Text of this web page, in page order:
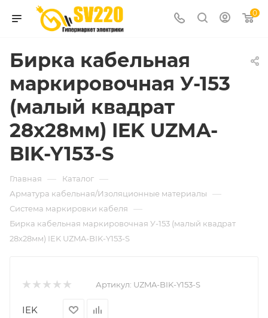
0
Бирка кабельная
маркировочная У-153
(малый квадрат
28х28мм) IEK UZMA-
BIK-Y153-S
Главная — Каталог —
Арматура кабельная/Изоляционные материалы —
Система маркировки кабеля —
Бирка кабельная маркировочная У-153 (малый квадрат
28х28мм) IEK UZMA-BIK-Y153-S
Артикул: UZMA-BIK-Y153-S
IEK